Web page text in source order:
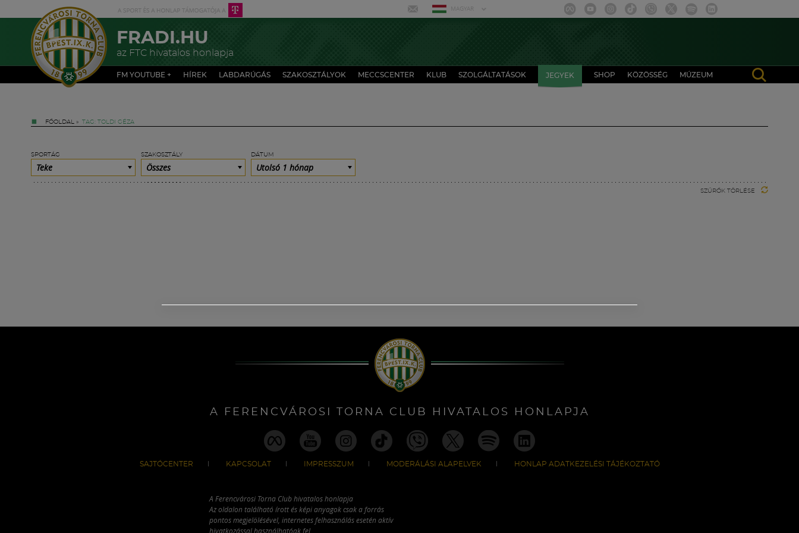
MAGYAR
FRADI.HU
az FTC hivatalos honlapja
FM YOUTUBE + HÍREK LABDARÚGÁS SZAKOSZTÁLYOK MECCSCENTER KLUB SZOLGÁLTATÁSOK JEGYEK SHOP KÖZÖSSÉG MÚZEUM
FŐOLDAL » TAG: TOLDI GÉZA
SPORTÁG
Teke
SZAKOSZTÁLY
Összes
DÁTUM
Utolsó 1 hónap
SZŰRŐK TÖRLÉSE
A FERENCVÁROSI TORNA CLUB HIVATALOS HONLAPJA
SAJTÓCENTER KAPCSOLAT IMPRESSZUM MODERÁLÁSI ALAPELVEK HONLAP ADATKEZELÉSI TÁJÉKOZTATÓ
A Ferencvárosi Torna Club hivatalos honlapja
Az oldalon található írott és képi anyagok csak a forrás
pontos megjelölésével, internetes felhasználás esetén aktív
hivatkozással használhatóak fel.